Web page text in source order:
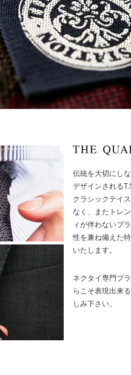
伝統を大切にし
デザインされる
クラシックテイ
なく、またトレ
ィが伴わないブ
性を兼ね備えた
いたします。
ネクタイ専門ブ
らこそ表現出来
しみ下さい。